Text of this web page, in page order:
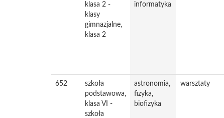
klasa 2 -
klasy
gimnazjalne,
klasa 2
informatyka
652
szkoła
podstawowa,
klasa VI -
szkoła
astronomia,
fizyka,
biofizyka
warsztaty